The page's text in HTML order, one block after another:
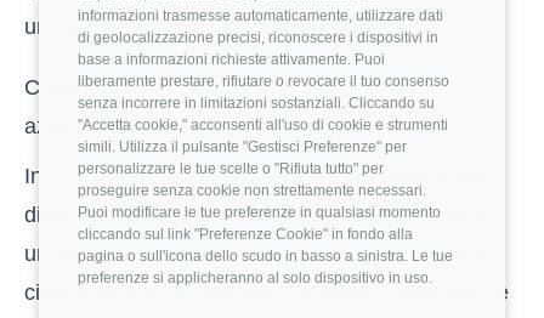
informazioni trasmesse automaticamente, utilizzare dati
di geolocalizzazione precisi, riconoscere i dispositivi in
base a informazioni richieste attivamente. Puoi
liberamente prestare, rifiutare o revocare il tuo consenso
senza incorrere in limitazioni sostanziali. Cliccando su
"Accetta cookie," acconsenti all'uso di cookie e strumenti
simili. Utilizza il pulsante "Gestisci Preferenze" per
personalizzare le tue scelte o "Rifiuta tutto" per
proseguire senza cookie non strettamente necessari.
Puoi modificare le tue preferenze in qualsiasi momento
cliccando sul link "Preferenze Cookie" in fondo alla
pagina o sull'icona dello scudo in basso a sinistra. Le tue
preferenze si applicheranno al solo dispositivo in uso.
un cambio di carriera o una rilocazione.
Come orientarsi nella scelta della prossima
azienda
In un mercato così frammentato, la trasparenza
diventa il valore più prezioso. Prima di accettare
un’offerta, è fondamentale non fermarsi alla sola
cifra lorda annua. Valutare il contesto regionale, le